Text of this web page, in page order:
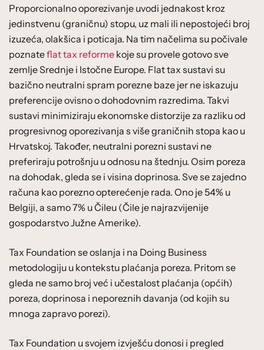
Proporcionalno oporezivanje uvodi jednakost kroz
jedinstvenu (graničnu) stopu, uz mali ili nepostojeći broj
izuzeća, olakšica i poticaja. Na tim načelima su počivale
poznateflat tax reforme koje su provele gotovo sve
zemlje Srednje i Istočne Europe. Flat tax sustavi su
bazično neutralni spram porezne baze jer ne iskazuju
preferencije ovisno o dohodovnim razredima. Takvi
sustavi minimiziraju ekonomske distorzije za razliku od
progresivnog oporezivanja s više graničnih stopa kao u
Hrvatskoj. Također, neutralni porezni sustavi ne
preferiraju potrošnju u odnosu na štednju. Osim poreza
na dohodak, gleda se i visina doprinosa. Sve se zajedno
računa kao porezno opterećenje rada. Ono je 54% u
Belgiji, a samo 7% u Čileu (Čile je najrazvijenije
gospodarstvo Južne Amerike).
Tax Foundation se oslanja i na Doing Business
metodologiju u kontekstu plaćanja poreza. Pritom se
gleda ne samo broj već i učestalost plaćanja (općih)
poreza, doprinosa i neporeznih davanja (od kojih su
mnoga zapravo porezi).
Tax Foundation u svojem izvješću donosi i pregled